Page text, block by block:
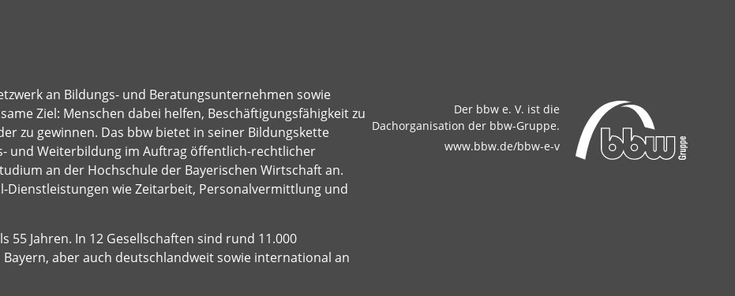
an Bildungs- und Beratungsunternehmen sowie
Ziel: Menschen dabei helfen, Beschäftigungsfähigkeit zu
zu gewinnen. Das bbw bietet in seiner Bildungskette
und Weiterbildung im Auftrag öffentlich-rechtlicher
an der Hochschule der Bayerischen Wirtschaft an.
wie Zeitarbeit, Personalvermittlung und
Jahren. In 12 Gesellschaften sind rund 11.000
aber auch deutschlandweit sowie international an
Der bbw e. V. ist die
Dachorganisation der bbw-Gruppe.
www.bbw.de/bbw-e-v